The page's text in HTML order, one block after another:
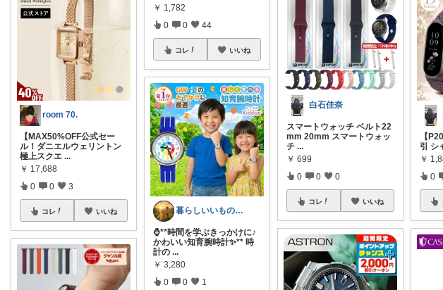
room 70.
【MAX50%OFF公式セー
ル！ダニエルウェリントン
極上スクエ ...
￥ 17,688
0 0 3
コレ いいね
￥ 1,782
0 0 44
コレ いいね
暮らしいいものROOM
⌚**時間を学ぶきっかけに♪
かわいい知育腕時計✨** 時
計の ...
￥ 3,280
0 0 1
白石佳奈
スマートウォッチ ベルト22
mm 20mm スマートウォッ
チ...
￥ 699
0 0 0
コレ いいね
【
引 シ
￥
0